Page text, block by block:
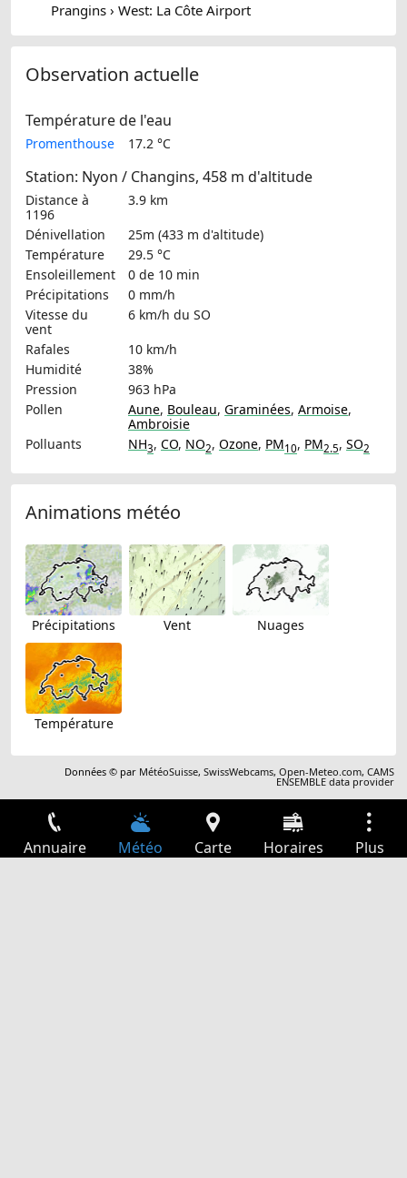
Prangins › West: La Côte Airport
Observation actuelle
Température de l'eau
Promenthouse 17.2 °C
Station: Nyon / Changins, 458 m d'altitude
Distance à
1196
3.9 km
Dénivellation
25m (433 m d'altitude)
Température
29.5 °C
Ensoleillement
0 de 10 min
Précipitations
0 mm/h
Vitesse du
vent
6 km/h du SO
Rafales
10 km/h
Humidité
38%
Pression
963 hPa
Pollen
Aune, Bouleau, Graminées, Armoise,
Ambroisie
Polluants
NH3, CO, NO2, Ozone, PM10, PM2.5, SO2
Animations météo
Précipitations Vent Nuages
Température
Données © par MétéoSuisse,SwissWebcams,Open-Meteo.com,CAMS
ENSEMBLE data provider
Annuaire Météo Carte Horaires Plus